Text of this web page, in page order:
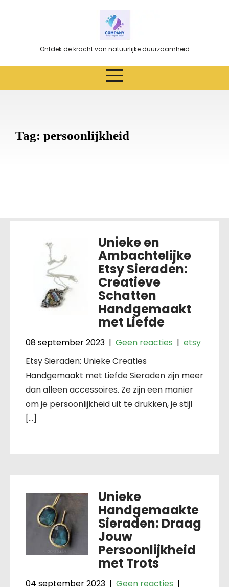
Ontdek de kracht van natuurlijke duurzaamheid
Tag: persoonlijkheid
Unieke en
Ambachtelijke
Etsy Sieraden:
Creatieve
Schatten
Handgemaakt
met Liefde
08 september 2023 | Geen reacties | etsy
Etsy Sieraden: Unieke Creaties
Handgemaakt met Liefde Sieraden zijn meer
dan alleen accessoires. Ze zijn een manier
om je persoonlijkheid uit te drukken, je stijl
[…]
Unieke
Handgemaakte
Sieraden: Draag
Jouw
Persoonlijkheid
met Trots
04 september 2023 | Geen reacties |